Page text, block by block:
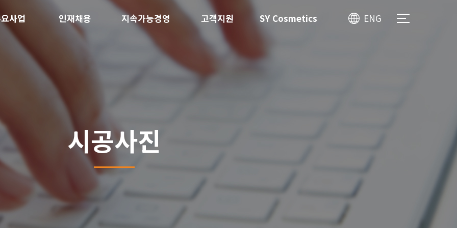
ENG
사업 인재채용 지속가능경영 고객지원 SY Cosmetics
시공사진